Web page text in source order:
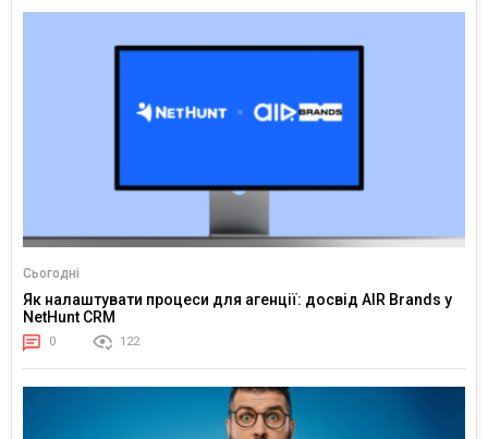
Сьогодні
Як налаштувати процеси для агенції: досвід AIR Brands у
NetHunt CRM
0 122